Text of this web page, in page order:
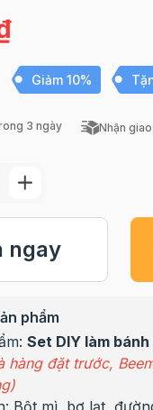
Giảm 10%
3 ngày Nhận
ngay
phẩm
Set DIY làm
hàng đặt trước,
Bột mì, bơ lạt,